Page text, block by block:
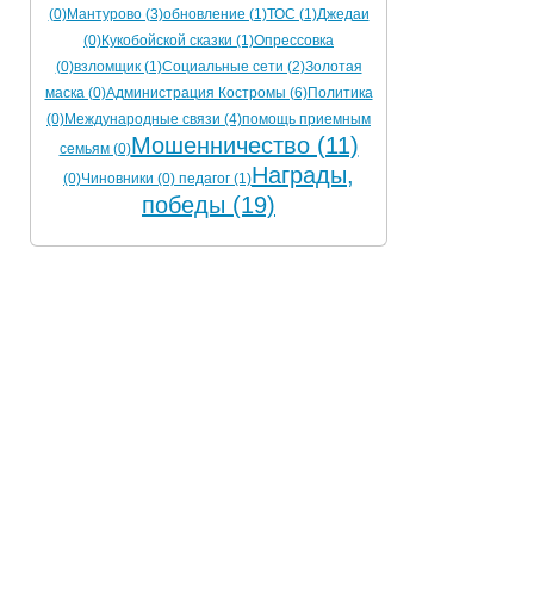
(0)Мантурово (3)обновление (1)ТОС (1)Джедаи
(0)Кукобойской сказки (1)Опрессовка
(0)взломщик (1)Социальные сети (2)Золотая
маска (0)Администрация Костромы (6)Политика
(0)Международные связи (4)помощь приемным
семьям (0)Мошенничество (11)
(0)Чиновники (0) педагог (1)Награды,
победы (19)